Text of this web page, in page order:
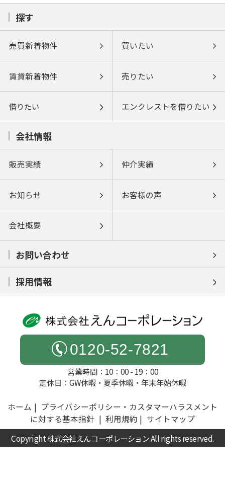
探す
売買新着物件 買いたい
賃貸新着物件 売りたい
借りたい エンクレストを借りたい
会社情報
販売実績 仲介実績
お知らせ お客様の声
会社概要
お問い合わせ
採用情報
0120-52-7821
営業時間：10：00 - 19：00
定休日：GW休暇・夏季休暇・年末年始休暇
ホーム
プライバシーポリシー・カスタマーハラスメント
に対する基本指針
利用規約 サイトマップ
Copyright 株式会社えんコーポレーション All rights reserved.